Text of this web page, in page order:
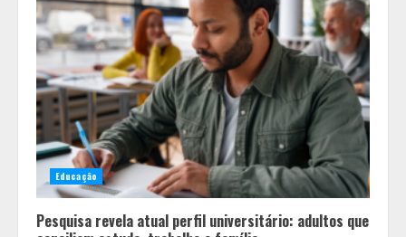
Educação
Pesquisa revela atual perfil universitário: adultos que